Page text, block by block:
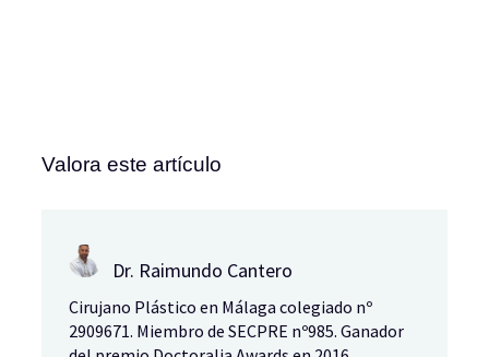
Valora este artículo
Dr. Raimundo Cantero
Cirujano Plástico en Málaga colegiado nº
2909671. Miembro de SECPRE nº985. Ganador